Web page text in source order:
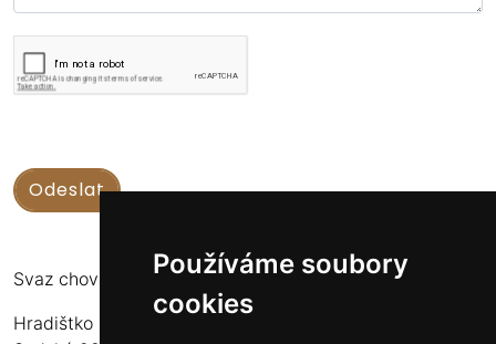
Používáme soubory
cookies
Svaz chovatelů koní Kinských
Hradištko u Sadské 126